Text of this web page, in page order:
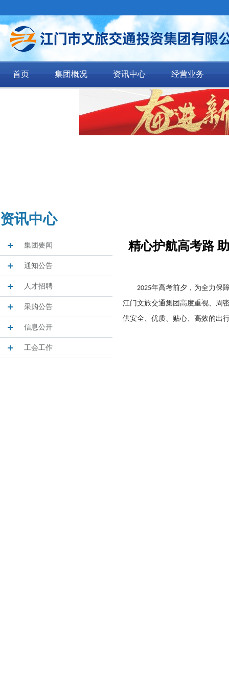
首页 集团概况 资讯中心 经营业务
资讯中心
集团要闻
通知公告
人才招聘
采购公告
信息公开
工会工作
精心护航高考路
2025年高考前夕，为全力保
江门文旅交通集团高度重视、周
供安全、优质、贴心、高效的出